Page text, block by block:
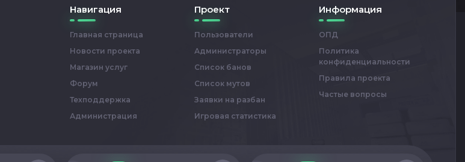
Навигация
Главная страница
Новости проекта
Магазин услуг
Форум
Техподдержка
Администрация
Проект
Пользователи
Администраторы
Список банов
Список мутов
Заявки на разбан
Игровая статистика
Информация
ОПД
Политика
конфиденциальности
Правила проекта
Частые вопросы